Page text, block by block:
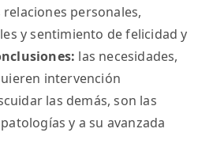
personales,
y sentimiento de felicidad y
las necesidades,
intervención
las demás, son las
y a su avanzada